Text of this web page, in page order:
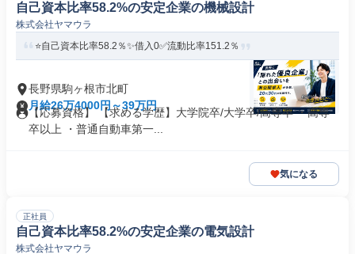
自己資本比率58.2%の安定企業の機械設計
株式会社ヤマウラ
⭐自己資本比率58.2％✨借入0✅流動比率151.2％
長野県駒ヶ根市北町
月給26万4000円～39万円
【応募資格】 【求める学歴】大学院卒/大学卒/高専卒 ・高専
卒以上 ・普通自動車第一...
気になる
正社員
自己資本比率58.2%の安定企業の電気設計
株式会社ヤマウラ